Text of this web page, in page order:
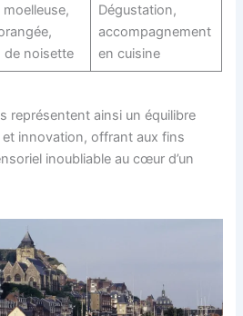
moelleuse,
de noisette
Dégustation,
accompagnement
en cuisine
représentent ainsi un équilibre
innovation, offrant aux fins
inoubliable au cœur d’un